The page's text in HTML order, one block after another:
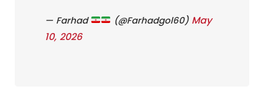
— Farhad (@Farhadgol60) May
10, 2026